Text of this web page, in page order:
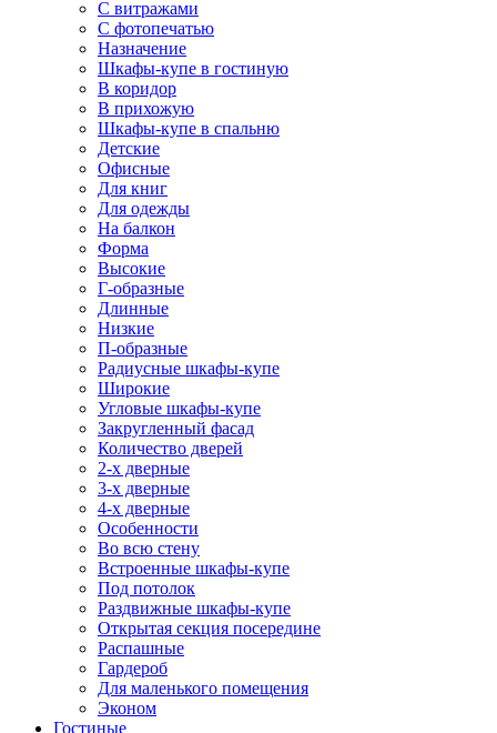
С витражами
С фотопечатью
Назначение
Шкафы-купе в гостиную
В коридор
В прихожую
Шкафы-купе в спальню
Детские
Офисные
Для книг
Для одежды
На балкон
Форма
Высокие
Г-образные
Длинные
Низкие
П-образные
Радиусные шкафы-купе
Широкие
Угловые шкафы-купе
Закругленный фасад
Количество дверей
2-х дверные
3-х дверные
4-х дверные
Особенности
Во всю стену
Встроенные шкафы-купе
Под потолок
Раздвижные шкафы-купе
Открытая секция посередине
Распашные
Гардероб
Для маленького помещения
Эконом
Гостиные